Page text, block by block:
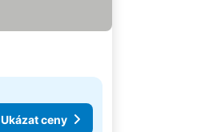
Ukázat ceny